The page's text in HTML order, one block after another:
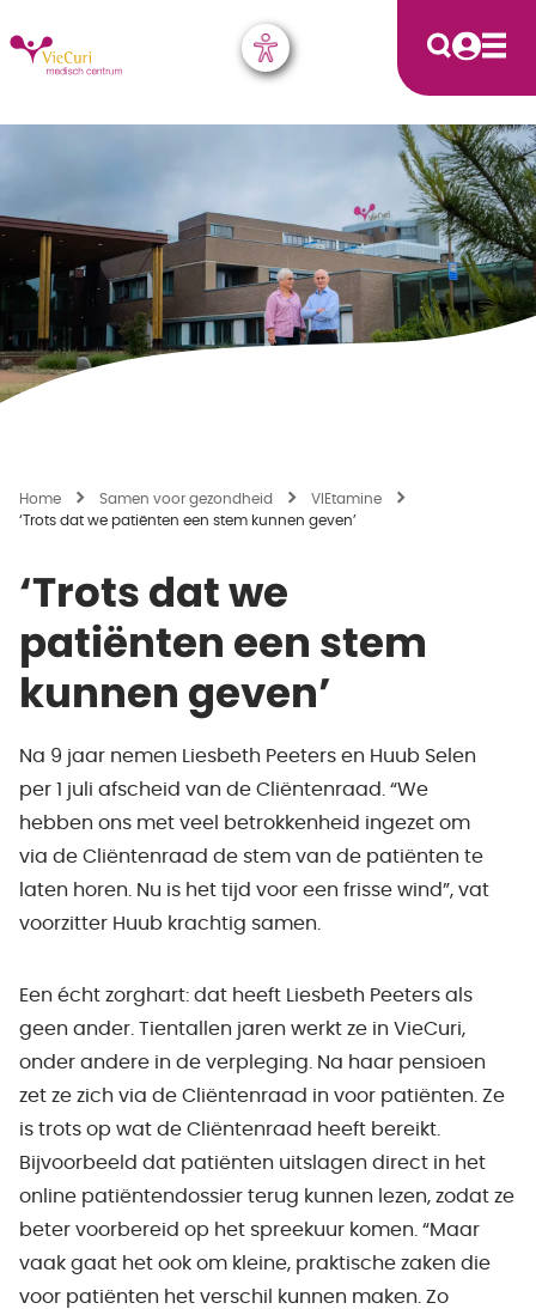
Home Samen voor gezondheid
VIEtamine
‘Trots dat we patiënten een stem kunnen geven’
‘Trots dat we
patiënten een stem
kunnen geven’
Na 9 jaar nemen Liesbeth Peeters en Huub Selen
per 1 juli afscheid van de Cliëntenraad. “We
hebben ons met veel betrokkenheid ingezet om
via de Cliëntenraad de stem van de patiënten te
laten horen. Nu is het tijd voor een frisse wind”, vat
voorzitter Huub krachtig samen.
Een écht zorghart: dat heeft Liesbeth Peeters als
geen ander. Tientallen jaren werkt ze in VieCuri,
onder andere in de verpleging. Na haar pensioen
zet ze zich via de Cliëntenraad in voor patiënten. Ze
is trots op wat de Cliëntenraad heeft bereikt.
Bijvoorbeeld dat patiënten uitslagen direct in het
online patiëntendossier terug kunnen lezen, zodat ze
beter voorbereid op het spreekuur komen. “Maar
vaak gaat het ook om kleine, praktische zaken die
voor patiënten het verschil kunnen maken. Zo